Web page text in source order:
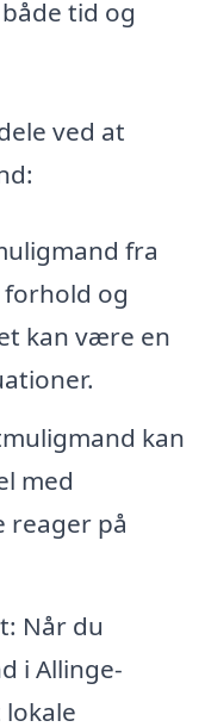
tid og
ved at
fra
og
kan være en
kan
med
reager på
Når du
i Allinge-